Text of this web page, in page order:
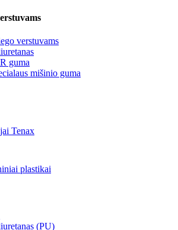
verstuvams
guma
mišinio guma
Tenax
plastikai
(PU)